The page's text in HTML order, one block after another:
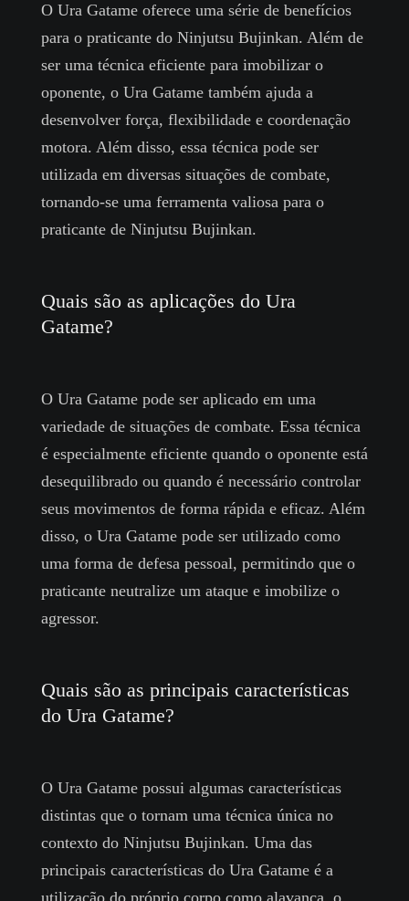
O Ura Gatame oferece uma série de benefícios
para o praticante do Ninjutsu Bujinkan. Além de
ser uma técnica eficiente para imobilizar o
oponente, o Ura Gatame também ajuda a
desenvolver força, flexibilidade e coordenação
motora. Além disso, essa técnica pode ser
utilizada em diversas situações de combate,
tornando-se uma ferramenta valiosa para o
praticante de Ninjutsu Bujinkan.
Quais são as aplicações do Ura
Gatame?
O Ura Gatame pode ser aplicado em uma
variedade de situações de combate. Essa técnica
é especialmente eficiente quando o oponente está
desequilibrado ou quando é necessário controlar
seus movimentos de forma rápida e eficaz. Além
disso, o Ura Gatame pode ser utilizado como
uma forma de defesa pessoal, permitindo que o
praticante neutralize um ataque e imobilize o
agressor.
Quais são as principais características
do Ura Gatame?
O Ura Gatame possui algumas características
distintas que o tornam uma técnica única no
contexto do Ninjutsu Bujinkan. Uma das
principais características do Ura Gatame é a
utilização do próprio corpo como alavanca, o